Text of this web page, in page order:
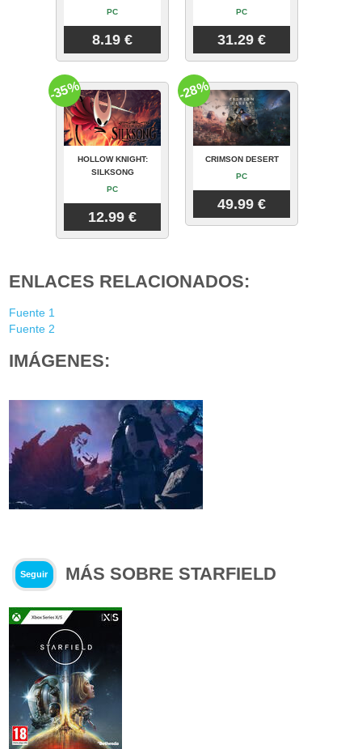
PC
8.19 €
PC
31.29 €
HOLLOW KNIGHT:
SILKSONG
PC
12.99 €
-35%
CRIMSON DESERT
PC
49.99 €
-28%
ENLACES RELACIONADOS:
Fuente 1
Fuente 2
IMÁGENES:
Seguir MÁS SOBRE STARFIELD